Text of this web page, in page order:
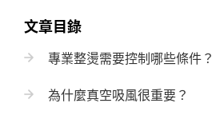
文章目錄
專業整燙需要控制哪些條件？
為什麼真空吸風很重要？